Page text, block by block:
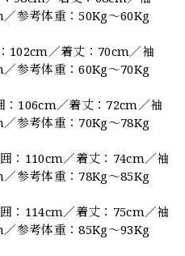
参考体重：50Kg～60Kg
102cm／着丈：70cm／袖
参考体重：60Kg～70Kg
106cm／着丈：72cm／袖
参考体重：70Kg～78Kg
：110cm／着丈：74cm／袖
参考体重：78Kg～85Kg
：114cm／着丈：75cm／袖
参考体重：85Kg～93Kg